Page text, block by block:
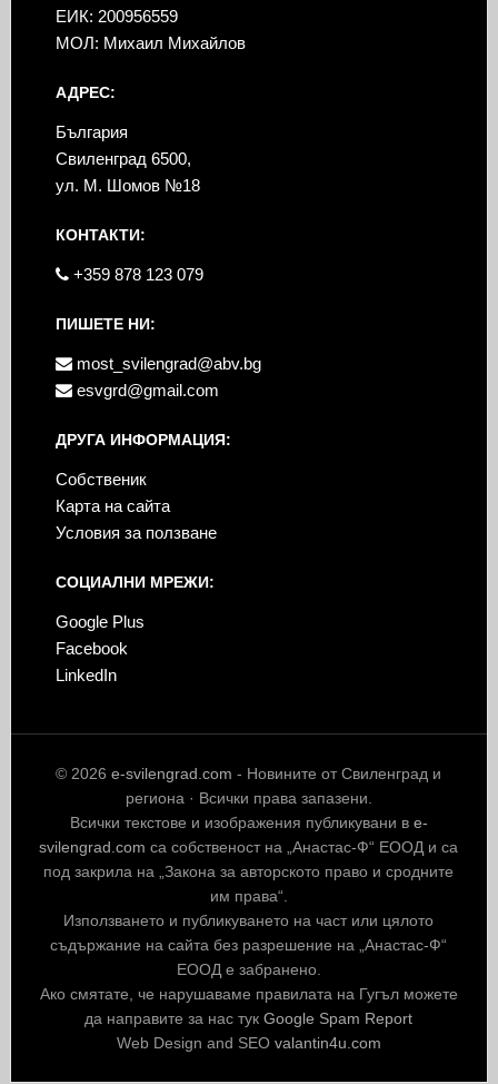
ЕИК: 200956559
МОЛ: Михаил Михайлов
АДРЕС:
България
Свиленград 6500,
ул. М. Шомов №18
КОНТАКТИ:
+359 878 123 079
ПИШЕТЕ НИ:
most_svilengrad@abv.bg
esvgrd@gmail.com
ДРУГА ИНФОРМАЦИЯ:
Собственик
Карта на сайта
Условия за ползване
СОЦИАЛНИ МРЕЖИ:
Google Plus
Facebook
LinkedIn
© 2026e-svilengrad.com - Новините от Свиленград и
региона · Всички права запазени.
Всички текстове и изображения публикувани в e-
svilengrad.com са собственост на „Анастас-Ф“ ЕООД и са
под закрила на „Закона за авторското право и сродните
им права“.
Използването и публикуването на част или цялото
съдържание на сайта без разрешение на „Анастас-Ф“
ЕООД е забранено.
Ако смятате, че нарушаваме правилата на Гугъл можете
да направите за нас тукGoogle Spam Report
Web Design and SEO valantin4u.com